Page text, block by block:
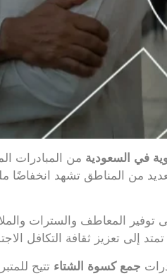
في السعودية من المبادرات
من المناطق تشهد
توفير المعاطف والسترات
إلى تعزيز ثقافة التكافل
جمع كسوة الشتاء تتيح